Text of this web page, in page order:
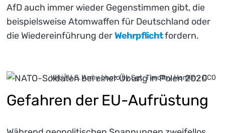
AfD auch immer wieder Gegenstimmen gibt, die
beispielsweise Atomwaffen für Deutschland oder
die Wiedereinführung derWehrpflichtfordern.
Wiki | U.S. Army photo by Sgt. Timothy Hamlin - CC0
Gefahren der EU-Aufrüstung